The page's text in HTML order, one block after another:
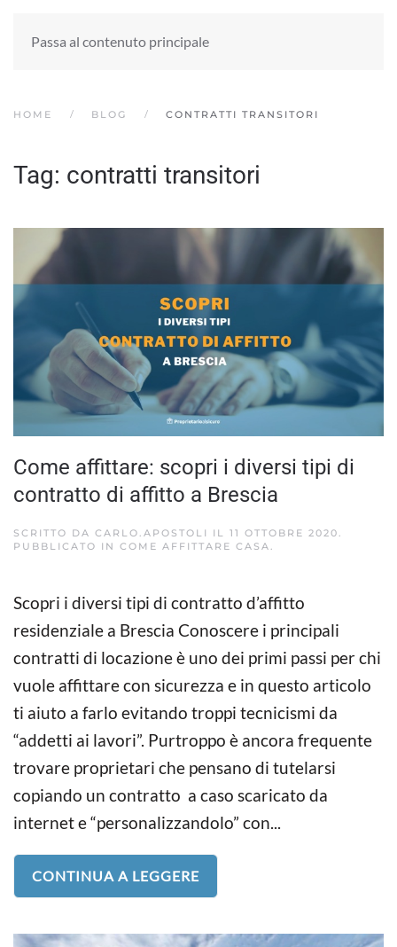
Passa al contenuto principale
HOME BLOG CONTRATTI TRANSITORI
Tag: contratti transitori
Come affittare: scopri i diversi tipi di
contratto di affitto a Brescia
SCRITTO DA CARLO.APOSTOLI IL 11 OTTOBRE 2020.
PUBBLICATO IN COME AFFITTARE CASA.
Scopri i diversi tipi di contratto d’affitto
residenziale a Brescia Conoscere i principali
contratti di locazione è uno dei primi passi per chi
vuole affittare con sicurezza e in questo articolo
ti aiuto a farlo evitando troppi tecnicismi da
“addetti ai lavori”. Purtroppo è ancora frequente
trovare proprietari che pensano di tutelarsi
copiando un contratto a caso scaricato da
internet e “personalizzandolo” con...
CONTINUA A LEGGERE